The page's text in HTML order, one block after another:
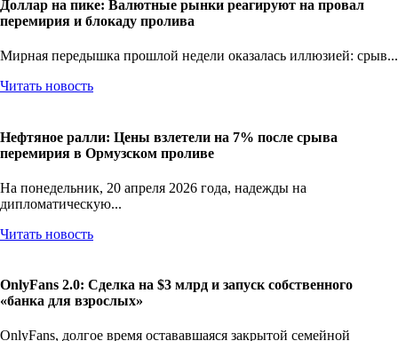
Доллар на пике: Валютные рынки реагируют на провал
перемирия и блокаду пролива
Мирная передышка прошлой недели оказалась иллюзией: срыв...
Читать новость
Нефтяное ралли: Цены взлетели на 7% после срыва
перемирия в Ормузском проливе
На понедельник, 20 апреля 2026 года, надежды на
дипломатическую...
Читать новость
OnlyFans 2.0: Сделка на $3 млрд и запуск собственного
«банка для взрослых»
OnlyFans, долгое время остававшаяся закрытой семейной